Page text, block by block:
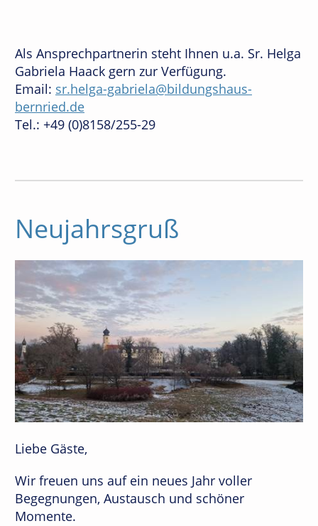
Als Ansprechpartnerin steht Ihnen u.a. Sr. Helga
Gabriela Haack gern zur Verfügung.
Email: sr.helga-gabriela@bildungshaus-
bernried.de
Tel.: +49 (0)8158/255-29
Neujahrsgruß
Liebe Gäste,
Wir freuen uns auf ein neues Jahr voller
Begegnungen, Austausch und schöner
Momente.